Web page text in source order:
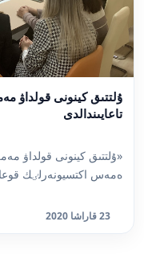
ۇلتتىق كينونى قولداۋ
تاعايىندالدى
«ۇلتتىق كينونى قولداۋ
ەمەس اكتسيونەرلٸك
23 قاراشا 2020